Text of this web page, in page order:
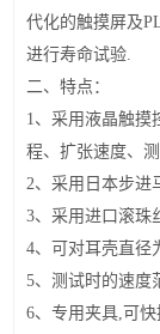
代化的触摸屏及
进行寿命试验.
二、特点：
1、采用液晶触摸
程、扩张速度、
2、采用日本步进
3、采用进口滚珠
4、可对耳壳直径
5、测试时的速度
6、专用夹具, 可快